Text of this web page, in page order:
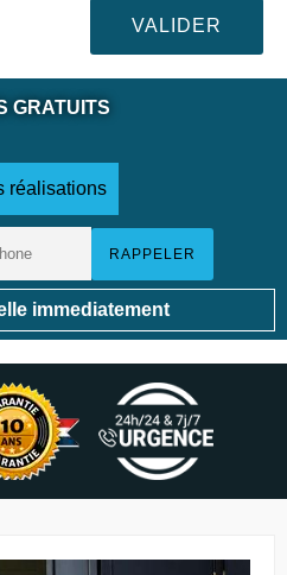
GRATUITS
réalisations
immediatement